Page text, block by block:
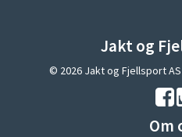
Jakt og
© 2026 Jakt og Fjellsport
Om